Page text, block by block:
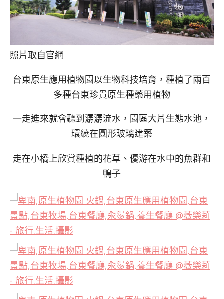
照片取自官網
台東原生應用植物園以生物科技培育，種植了兩百
多種台東珍貴原生種藥用植物
一走進來就會聽到潺潺流水，園區大片生態水池，
環繞在圓形玻璃建築
走在小橋上欣賞種植的花草、優游在水中的魚群和
鴨子